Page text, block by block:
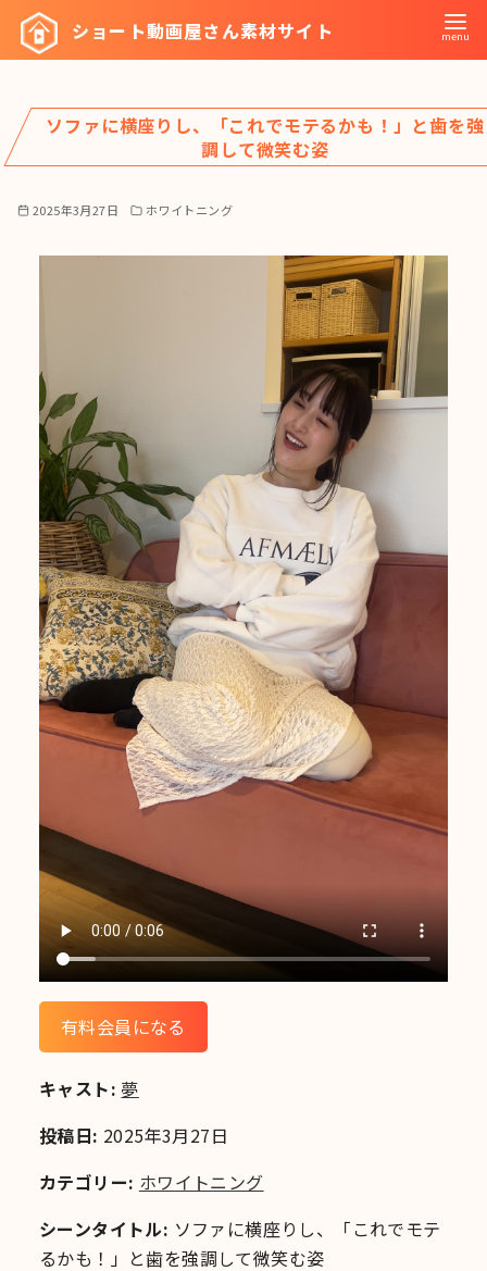
ツ
へ
ショート動画屋さん素材サイト
ソファに横座りし、「これでモテるかも！」と歯を強
調して微笑む姿
2025年3月27日 ホワイトニング
有料会員になる
キャスト: 夢
投稿日: 2025年3月27日
カテゴリー: ホワイトニング
シーンタイトル: ソファに横座りし、「これでモテ
るかも！」と歯を強調して微笑む姿